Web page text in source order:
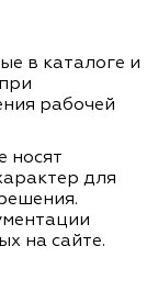
в каталоге и
рабочей
носят
для
на сайте.